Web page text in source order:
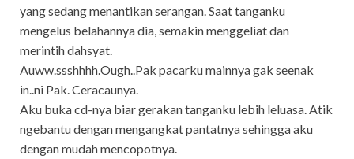
yang sedang menantikan serangan. Saat tanganku
mengelus belahannya dia, semakin menggeliat dan
merintih dahsyat.
Auww.ssshhhh.Ough..Pak pacarku mainnya gak seenak
in..ni Pak. Ceracaunya.
Aku buka cd-nya biar gerakan tanganku lebih leluasa. Atik
ngebantu dengan mengangkat pantatnya sehingga aku
dengan mudah mencopotnya.